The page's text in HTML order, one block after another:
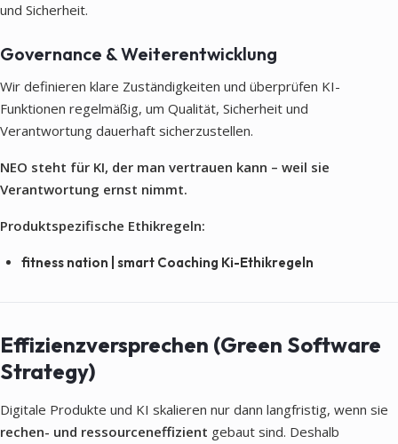
und Sicherheit.
Governance & Weiterentwicklung
Wir definieren klare Zuständigkeiten und überprüfen KI-
Funktionen regelmäßig, um Qualität, Sicherheit und
Verantwortung dauerhaft sicherzustellen.
NEO steht für KI, der man vertrauen kann – weil sie
Verantwortung ernst nimmt.
Produktspezifische Ethikregeln:
fitness nation | smart Coaching Ki-Ethikregeln
Effizienzversprechen (Green Software
Strategy)
Digitale Produkte und KI skalieren nur dann langfristig, wenn sie
rechen- und ressourceneffizient gebaut sind. Deshalb